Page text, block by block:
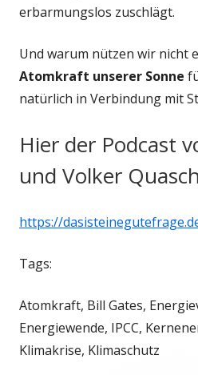
erbarmungslos zuschlägt.
Und warum nützen wir nicht
Atomkraft unserer Sonne
natürlich in Verbindung mit
Hier der Podcast
und Volker
https://
Tags:
Atomkraft, Bill Gates,
Energiewende, IPCC,
Klimakrise, Klimaschutz